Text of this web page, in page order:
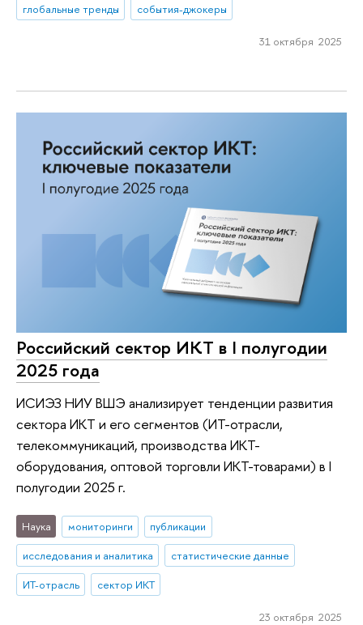
глобальные тренды
события-джокеры
31 октября 2025
Российский сектор ИКТ в I полугодии
2025 года
ИСИЭЗ НИУ ВШЭ анализирует тенденции развития
сектора ИКТ и его сегментов (ИТ-отрасли,
телекоммуникаций, производства ИКТ-
оборудования, оптовой торговли ИКТ-товарами) в I
полугодии 2025 г.
Наука мониторинги
публикации
исследования и аналитика
статистические данные
ИТ-отрасль
сектор ИКТ
23 октября 2025